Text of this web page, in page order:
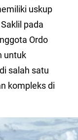
uskup
pada
Ordo
untuk
salah satu
kompleks di